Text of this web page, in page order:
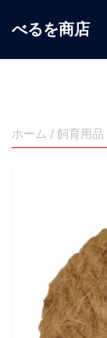
べるを商店
ホーム / 飼育用品